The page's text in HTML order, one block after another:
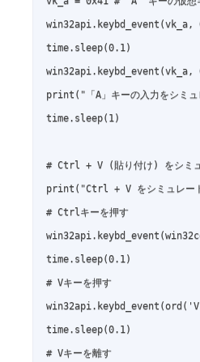
time.sleep(0.1)
win32api.keybd_event(vk_a,
print("「A」キーの入力をシミュ
time.sleep(1)
# Ctrl + V (貼り付け) をシミュ
print("Ctrl + V をシミュレー
# Ctrlキーを押す
time.sleep(0.1)
# Vキーを押す
time.sleep(0.1)
# Vキーを離す